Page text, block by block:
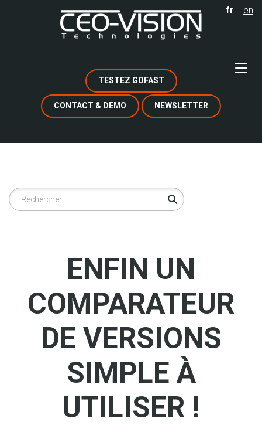
fr en
TESTEZ GOFAST
CONTACT & DEMO NEWSLETTER
Rechercher
ENFIN UN
COMPARATEUR
DE VERSIONS
SIMPLE À
UTILISER !